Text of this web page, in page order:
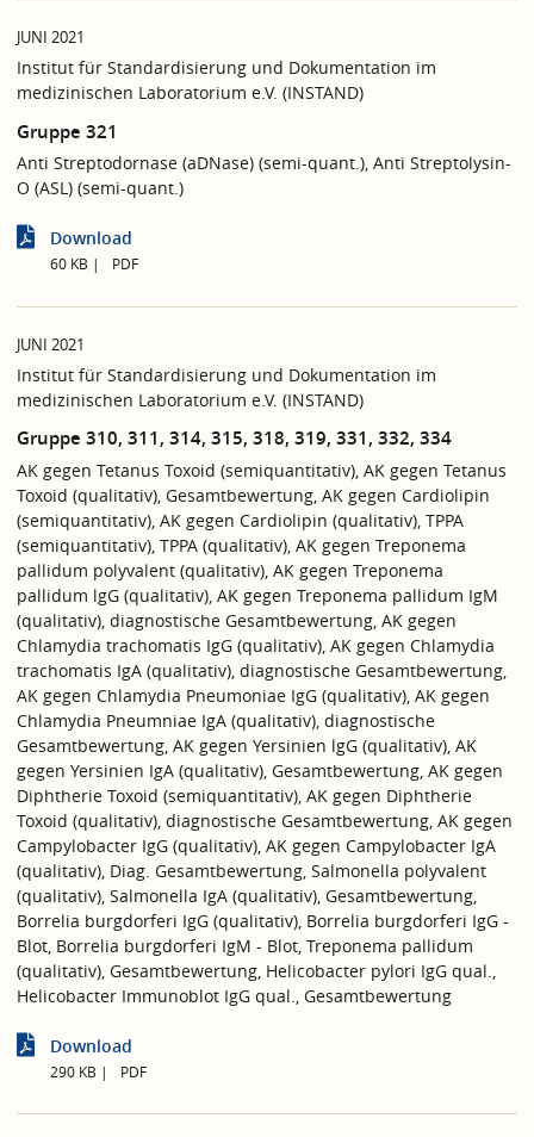
JUNI 2021
Institut für Standardisierung und Dokumentation im
medizinischen Laboratorium e.V. (INSTAND)
Gruppe 321
Anti Streptodornase (aDNase) (semi-quant.), Anti Streptolysin-
O (ASL) (semi-quant.)
Download
60 KB PDF
JUNI 2021
Institut für Standardisierung und Dokumentation im
medizinischen Laboratorium e.V. (INSTAND)
Gruppe 310, 311, 314, 315, 318, 319, 331, 332, 334
AK gegen Tetanus Toxoid (semiquantitativ), AK gegen Tetanus
Toxoid (qualitativ), Gesamtbewertung, AK gegen Cardiolipin
(semiquantitativ), AK gegen Cardiolipin (qualitativ), TPPA
(semiquantitativ), TPPA (qualitativ), AK gegen Treponema
pallidum polyvalent (qualitativ), AK gegen Treponema
pallidum lgG (qualitativ), AK gegen Treponema pallidum IgM
(qualitativ), diagnostische Gesamtbewertung, AK gegen
Chlamydia trachomatis IgG (qualitativ), AK gegen Chlamydia
trachomatis IgA (qualitativ), diagnostische Gesamtbewertung,
AK gegen Chlamydia Pneumoniae IgG (qualitativ), AK gegen
Chlamydia Pneumniae IgA (qualitativ), diagnostische
Gesamtbewertung, AK gegen Yersinien lgG (qualitativ), AK
gegen Yersinien IgA (qualitativ), Gesamtbewertung, AK gegen
Diphtherie Toxoid (semiquantitativ), AK gegen Diphtherie
Toxoid (qualitativ), diagnostische Gesamtbewertung, AK gegen
Campylobacter IgG (qualitativ), AK gegen Campylobacter IgA
(qualitativ), Diag. Gesamtbewertung, Salmonella polyvalent
(qualitativ), Salmonella IgA (qualitativ), Gesamtbewertung,
Borrelia burgdorferi IgG (qualitativ), Borrelia burgdorferi IgG -
Blot, Borrelia burgdorferi IgM - Blot, Treponema pallidum
(qualitativ), Gesamtbewertung, Helicobacter pylori IgG qual.,
Helicobacter Immunoblot IgG qual., Gesamtbewertung
Download
290 KB PDF